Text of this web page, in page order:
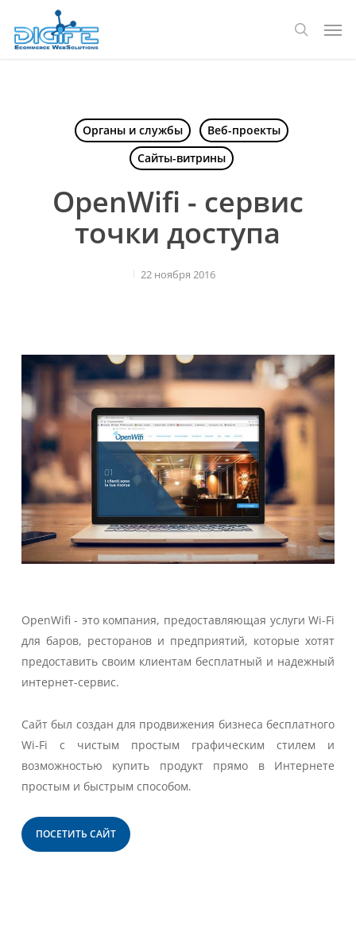
основному
поиск
Органы и службы
Веб-проекты
Сайты-витрины
OpenWifi - сервис
точки доступа
22 ноября 2016
OpenWifi - это компания, предоставляющая услуги Wi-Fi
для баров, ресторанов и предприятий, которые хотят
предоставить своим клиентам бесплатный и надежный
интернет-сервис.
Сайт был создан для продвижения бизнеса бесплатного
Wi-Fi с чистым простым графическим стилем и
возможностью купить продукт прямо в Интернете
простым и быстрым способом.
ПОСЕТИТЬ САЙТ